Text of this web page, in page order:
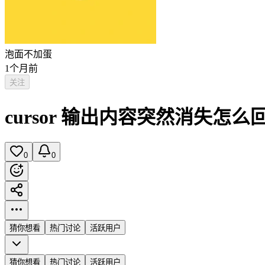
泡面不加蛋
1个月前
关注
cursor 输出内容突然消失怎么
0 0
猜你想看 热门讨论 活跃用户
猜你想看 热门讨论 活跃用户